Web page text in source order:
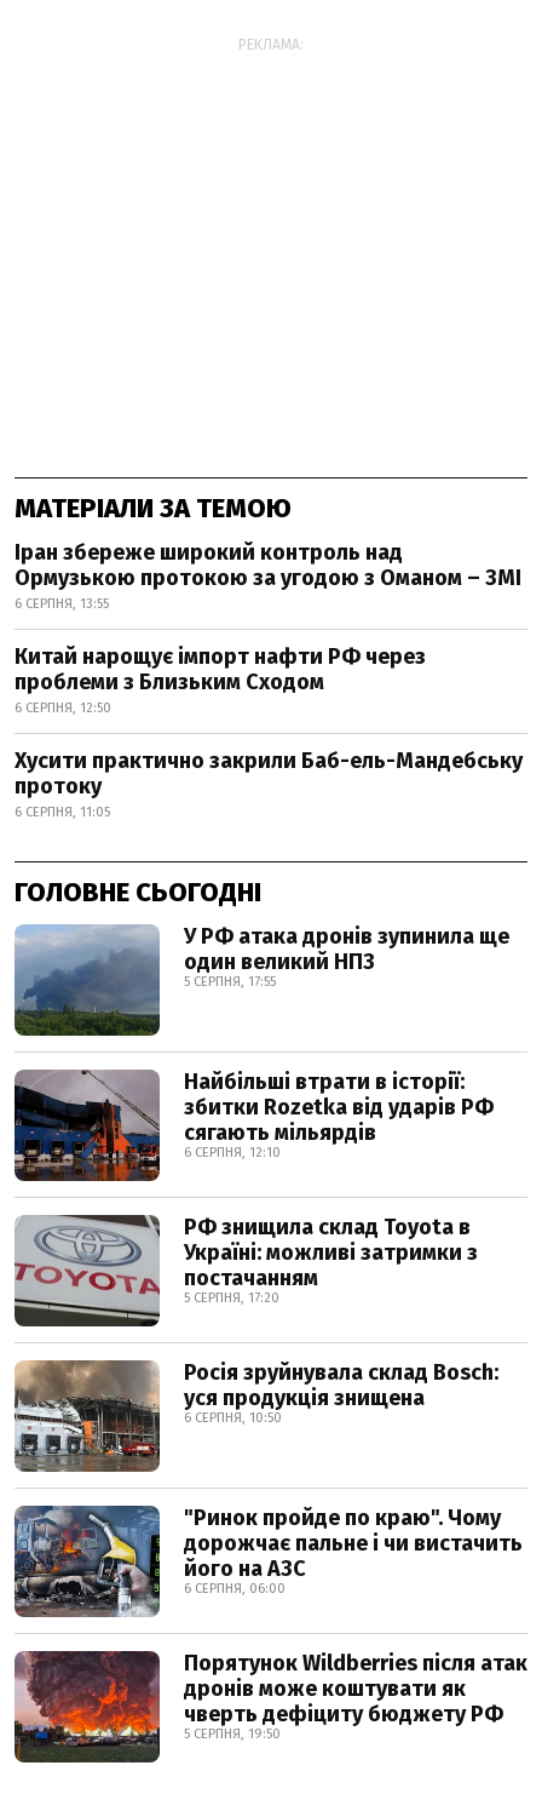
РЕКЛАМА:
МАТЕРІАЛИ ЗА ТЕМОЮ
Іран збереже широкий контроль над
Ормузькою протокою за угодою з Оманом – ЗМІ
6 СЕРПНЯ, 13:55
Китай нарощує імпорт нафти РФ через
проблеми з Близьким Сходом
6 СЕРПНЯ, 12:50
Хусити практично закрили Баб-ель-Мандебську
протоку
6 СЕРПНЯ, 11:05
ГОЛОВНЕ СЬОГОДНІ
У РФ атака дронів зупинила ще
один великий НПЗ
5 СЕРПНЯ, 17:55
Найбільші втрати в історії:
збитки Rozetka від ударів РФ
сягають мільярдів
6 СЕРПНЯ, 12:10
РФ знищила склад Toyota в
Україні: можливі затримки з
постачанням
5 СЕРПНЯ, 17:20
Росія зруйнувала склад Bosch:
уся продукція знищена
6 СЕРПНЯ, 10:50
"Ринок пройде по краю". Чому
дорожчає пальне і чи вистачить
його на АЗС
6 СЕРПНЯ, 06:00
Порятунок Wildberries після атак
дронів може коштувати як
чверть дефіциту бюджету РФ
5 СЕРПНЯ, 19:50